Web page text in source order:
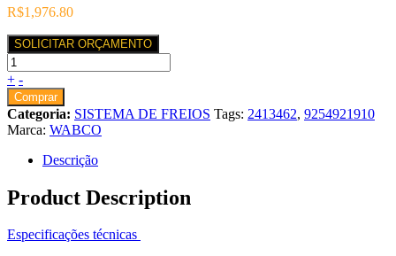
R$1,976.80
SOLICITAR ORÇAMENTO
+ -
Comprar
Categoria: SISTEMA DE FREIOS Tags: 2413462, 9254921910
Marca: WABCO
Descrição
Product Description
Especificações técnicas